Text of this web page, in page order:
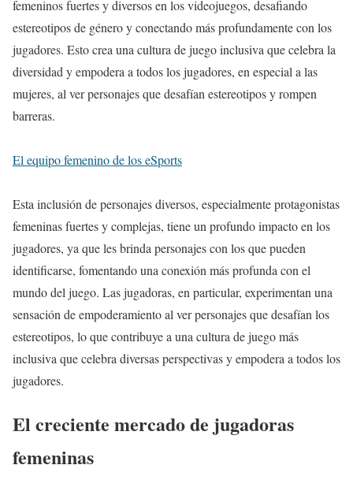
femeninos fuertes y diversos en los videojuegos, desafiando
estereotipos de género y conectando más profundamente con los
jugadores. Esto crea una cultura de juego inclusiva que celebra la
diversidad y empodera a todos los jugadores, en especial a las
mujeres, al ver personajes que desafían estereotipos y rompen
barreras.
El equipo femenino de los eSports
Esta inclusión de personajes diversos, especialmente protagonistas
femeninas fuertes y complejas, tiene un profundo impacto en los
jugadores, ya que les brinda personajes con los que pueden
identificarse, fomentando una conexión más profunda con el
mundo del juego. Las jugadoras, en particular, experimentan una
sensación de empoderamiento al ver personajes que desafían los
estereotipos, lo que contribuye a una cultura de juego más
inclusiva que celebra diversas perspectivas y empodera a todos los
jugadores.
El creciente mercado de jugadoras
femeninas